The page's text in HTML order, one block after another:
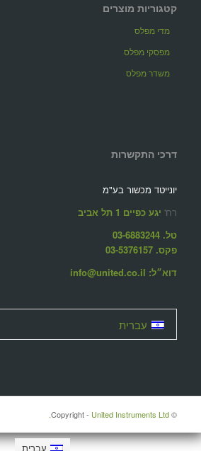
קטגוריות מוצרים
מדי מפלס
מפסקי מפלס
משדר מפלס
דרכי התקשרות
יונייטד מכשור בע"מ
רח' יגע כפיים 1 תל אביב
טל. 03-6883244
פקס. 03-5376157
דוא״ל: info@united.co.il
עברית
© ‫Copyright -
United Instruments Ltd.
עברית